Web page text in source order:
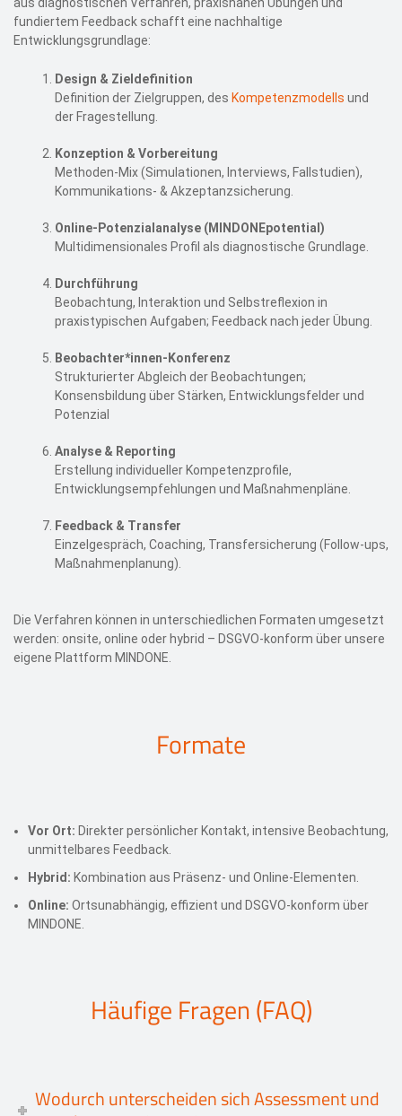
fundiertem Feedback schafft eine nachhaltige
Entwicklungsgrundlage:
Design & Zieldefinition
Definition der Zielgruppen, des Kompetenzmodells und
der Fragestellung.
Konzeption & Vorbereitung
Methoden‑Mix (Simulationen, Interviews, Fallstudien),
Kommunikations‑ & Akzeptanzsicherung.
Online‑Potenzialanalyse (MINDONEpotential)
Multidimensionales Profil als diagnostische Grundlage.
Durchführung
Beobachtung, Interaktion und Selbstreflexion in
praxistypischen Aufgaben; Feedback nach jeder Übung.
Beobachter*innen-Konferenz
Strukturierter Abgleich der Beobachtungen;
Konsensbildung über Stärken, Entwicklungsfelder und
Potenzial
Analyse & Reporting
Erstellung individueller Kompetenzprofile,
Entwicklungsempfehlungen und Maßnahmenpläne.
Feedback & Transfer
Einzelgespräch, Coaching, Transfersicherung (Follow‑ups,
Maßnahmenplanung).
Die Verfahren können in unterschiedlichen Formaten umgesetzt
werden: onsite, online oder hybrid – DSGVO-konform über unsere
eigene Plattform MINDONE.
Formate
Vor Ort: Direkter persönlicher Kontakt, intensive Beobachtung,
unmittelbares Feedback.
Hybrid: Kombination aus Präsenz- und Online-Elementen.
Online: Ortsunabhängig, effizient und DSGVO-konform über
MINDONE.
Häufige Fragen (FAQ)
Wodurch unterscheiden sich Assessment und